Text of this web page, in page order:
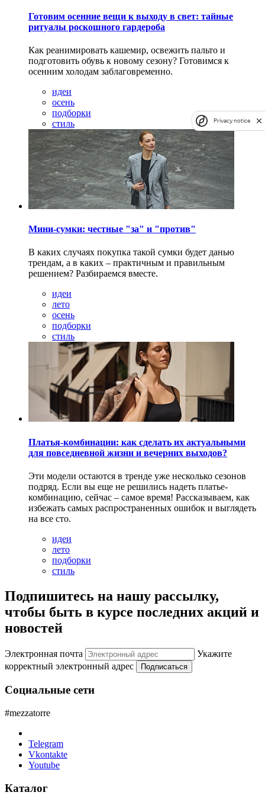
Готовим осенние вещи к выходу в свет: тайные
ритуалы роскошного гардероба
Как реанимировать кашемир, освежить пальто и
подготовить обувь к новому сезону? Готовимся к
осенним холодам заблаговременно.
идеи
осень
подборки
стиль
Мини-сумки: честные "за" и "против"
В каких случаях покупка такой сумки будет данью
трендам, а в каких – практичным и правильным
решением? Разбираемся вместе.
идеи
лето
осень
подборки
стиль
Платья-комбинации: как сделать их актуальными
для повседневной жизни и вечерних выходов?
Эти модели остаются в тренде уже несколько сезонов
подряд. Если вы еще не решились надеть платье-
комбинацию, сейчас – самое время! Рассказываем, как
избежать самых распространенных ошибок и выглядеть
на все сто.
идеи
лето
подборки
стиль
Подпишитесь на нашу рассылку,
чтобы быть в курсе последних акций и
новостей
Электронная почта
Укажите
корректный электронный адрес
Подписаться
Социальные сети
#mezzatorre
Telegram
Vkontakte
Youtube
Каталог
Privacy notice